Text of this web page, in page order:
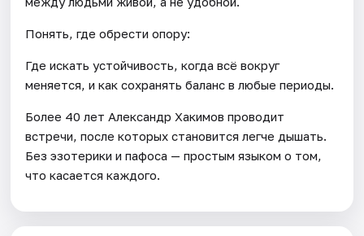
Понять, где обрести опору:
Где искать устойчивость, когда всё вокруг
меняется, и как сохранять баланс в любые периоды.
Более 40 лет Александр Хакимов проводит
встречи, после которых становится легче дышать.
Без эзотерики и пафоса — простым языком о том,
что касается каждого.